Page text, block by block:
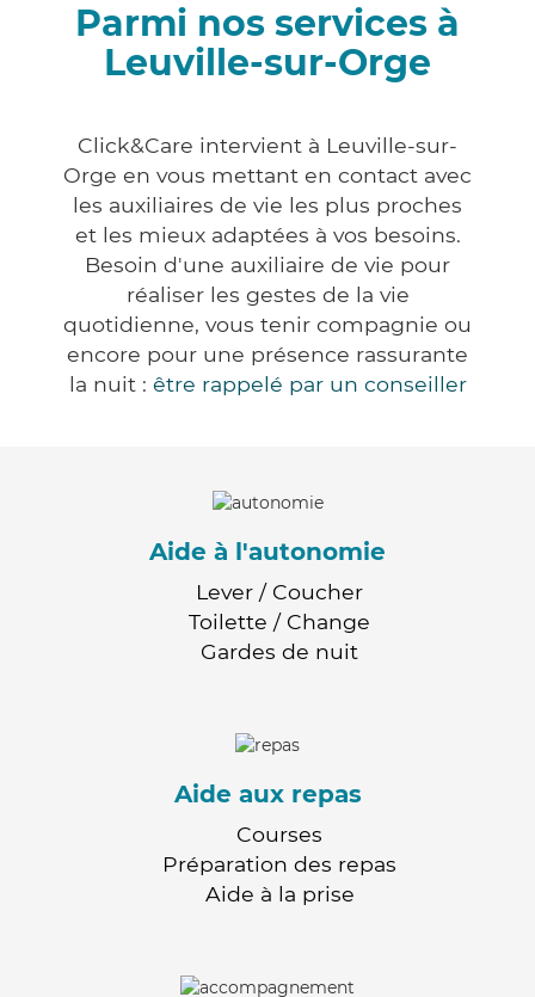
Parmi nos services à
Leuville-sur-Orge
Click&Care intervient à Leuville-sur-
Orge en vous mettant en contact avec
les auxiliaires de vie les plus proches
et les mieux adaptées à vos besoins.
Besoin d'une auxiliaire de vie pour
réaliser les gestes de la vie
quotidienne, vous tenir compagnie ou
encore pour une présence rassurante
la nuit : être rappelé par un conseiller
Aide à l'autonomie
Lever / Coucher
Toilette / Change
Gardes de nuit
Aide aux repas
Courses
Préparation des repas
Aide à la prise